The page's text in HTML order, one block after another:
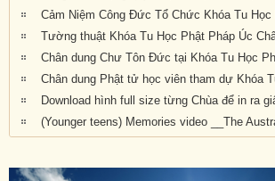
Cảm Niệm Công Đức Tổ Chức Khóa Tu Học